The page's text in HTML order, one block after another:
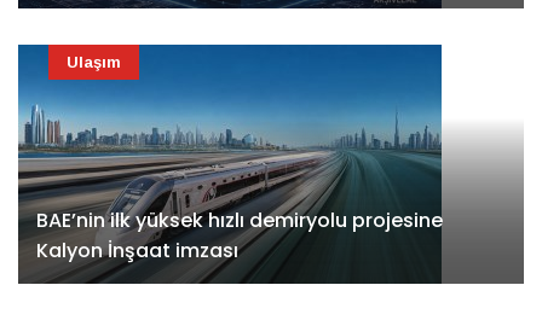
BAE’nin ilk yüksek hızlı demiryolu projesine
Kalyon İnşaat imzası
Ulaşım